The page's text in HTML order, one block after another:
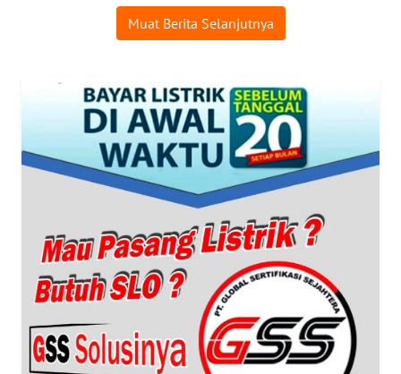
Muat Berita Selanjutnya
ADVOKAT
WAHANA
INFRASTRUKTUR
WAHANA
LISTRIK
WAHANA
TRAVEL